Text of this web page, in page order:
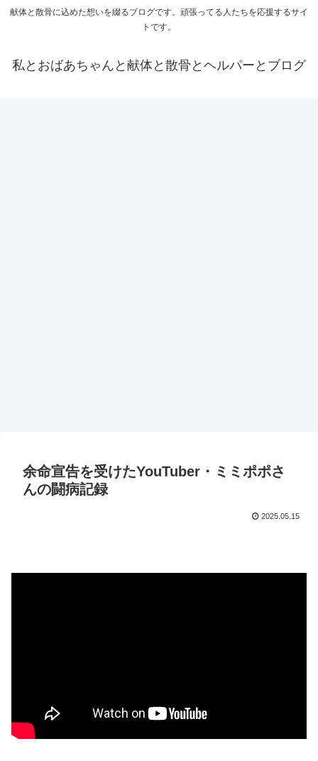
献体と散骨に込めた想いを綴るブログです。頑張ってる人たちを応援するサイ
トです。
私とおばあちゃんと献体と散骨とヘルパーとブログ
余命宣告を受けたYouTuber・ミミポポさ
んの闘病記録
2025.05.15